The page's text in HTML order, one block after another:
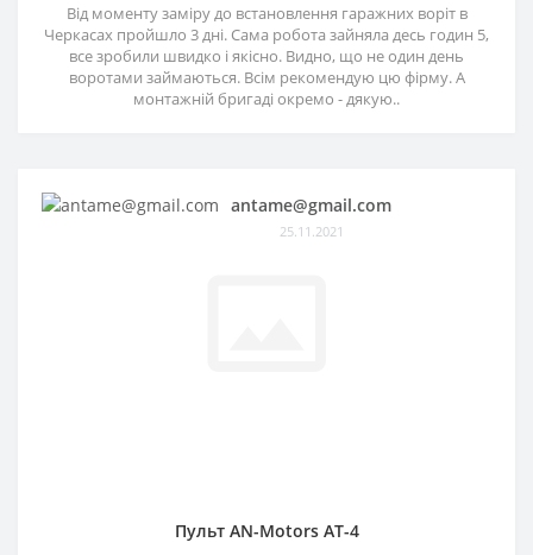
Від моменту заміру до встановлення гаражних воріт в
Черкасах пройшло 3 дні. Сама робота зайняла десь годин 5,
все зробили швидко і якісно. Видно, що не один день
воротами займаються. Всім рекомендую цю фірму. А
монтажній бригаді окремо - дякую..
antame@gmail.com
25.11.2021
Пульт AN-Motors AT-4